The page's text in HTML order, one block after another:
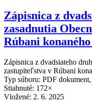
Zápisnica z
zasadnutia
Rúbani
Zápisnica z dvadsiateho
zastupiteľstva v Rúbani
Typ súboru: PDF
Stiahnuté: 172×
Vložené: 2. 6. 2025